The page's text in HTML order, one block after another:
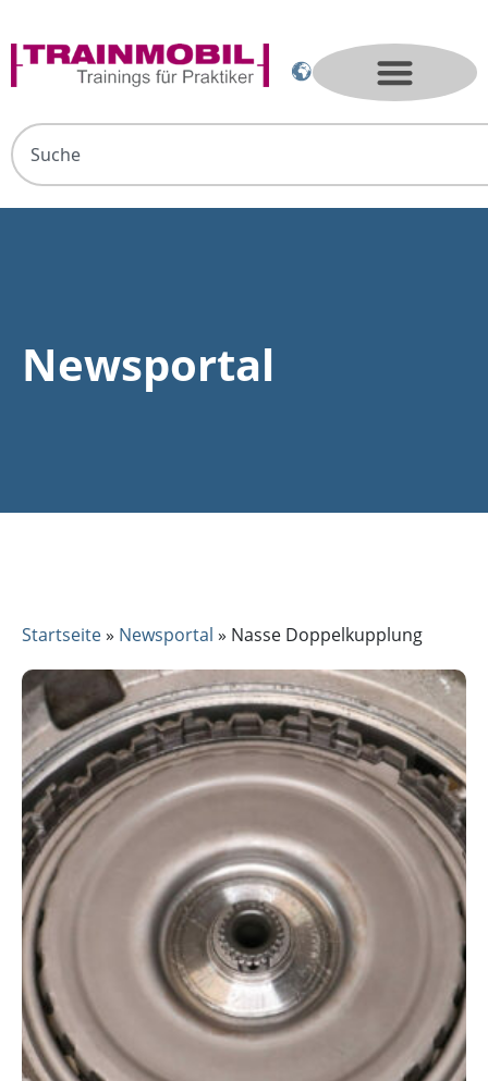
Newsportal
Startseite» Newsportal » Nasse Doppelkupplung